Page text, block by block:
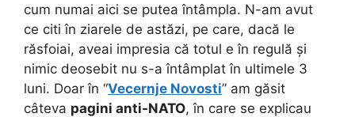
cum numai aici se putea întâmpla. N-am avut
ce citi în ziarele de astăzi, pe care, dacă le
răsfoiai, aveai impresia că totul e în regulă și
nimic deosebit nu s-a întâmplat în ultimele 3
luni. Doar în “Vecernje Novosti” am găsit
câteva pagini anti-NATO, în care se explicau